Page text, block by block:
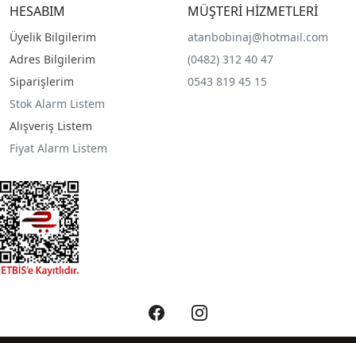
HESABIM
Üyelik Bilgilerim
Adres Bilgilerim
Siparişlerim
Stok Alarm Listem
Alışveriş Listem
Fiyat Alarm Listem
MÜŞTERİ HİZMETLERİ
atanbobinaj@hotmail.com
(0482) 312 40 47
0543 819 45 15